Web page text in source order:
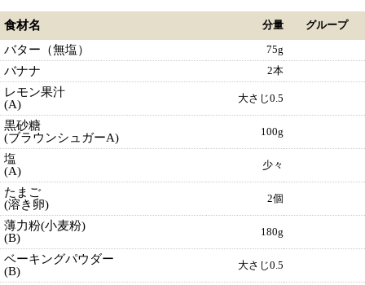
食材名 分量 グループ
バター（無塩） 75g
バナナ 2本
レモン果汁
(A)
大さじ0.5
黒砂糖
(ブラウンシュガーA)
100g
塩
(A)
少々
たまご
(溶き卵)
2個
薄力粉(小麦粉)
(B)
180g
ベーキングパウダー
(B)
大さじ0.5